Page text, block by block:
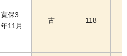
寛保3
年11月
古 118